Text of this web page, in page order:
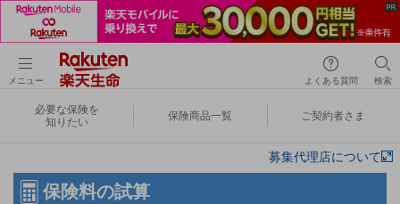
メニュー よくある質問 検索
必要な保険を
知りたい
保険商品一覧 ご契約者さま
募集代理店について
保険料の試算